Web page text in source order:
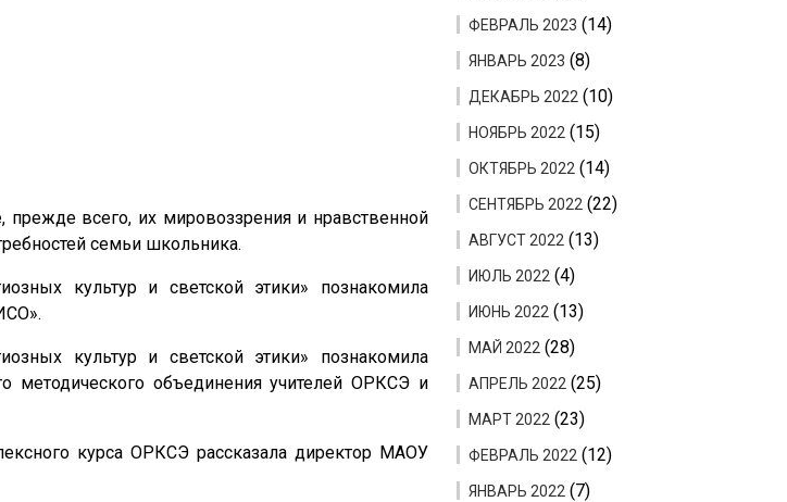
всего, их мировоззрения и нравственной
семьи школьника.
культур и светской этики» познакомила
культур и светской этики» познакомила
методического объединения учителей ОРКСЭ и
курса ОРКСЭ рассказала директор МАОУ
ФЕВРАЛЬ 2023 (14)
ЯНВАРЬ 2023 (8)
ДЕКАБРЬ 2022 (10)
НОЯБРЬ 2022 (15)
ОКТЯБРЬ 2022 (14)
СЕНТЯБРЬ 2022 (22)
АВГУСТ 2022 (13)
ИЮЛЬ 2022 (4)
ИЮНЬ 2022 (13)
МАЙ 2022 (28)
АПРЕЛЬ 2022 (25)
МАРТ 2022 (23)
ФЕВРАЛЬ 2022 (12)
ЯНВАРЬ 2022 (7)